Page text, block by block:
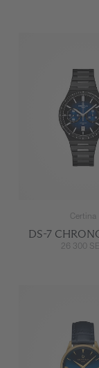
Certina
DS-7
26 300